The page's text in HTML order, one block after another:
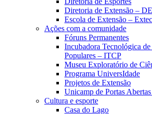
Diretoria de Extensão –
Escola de Extensão –
Ações com a comunidade
Fóruns Permanentes
Incubadora Tecnológica
Populares – ITCP
Museu Exploratório de
Programa UniversIdade
Projetos de Extensão
Unicamp de Portas
Cultura e esporte
Casa do Lago